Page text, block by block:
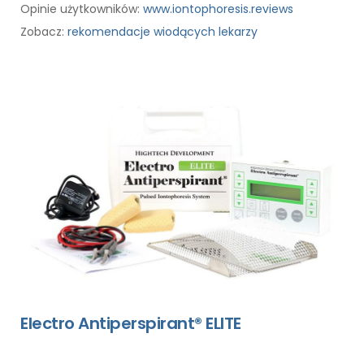
Opinie użytkowników: www.iontophoresis.reviews
Zobacz: rekomendacje wiodących lekarzy
Electro Antiperspirant® ELITE